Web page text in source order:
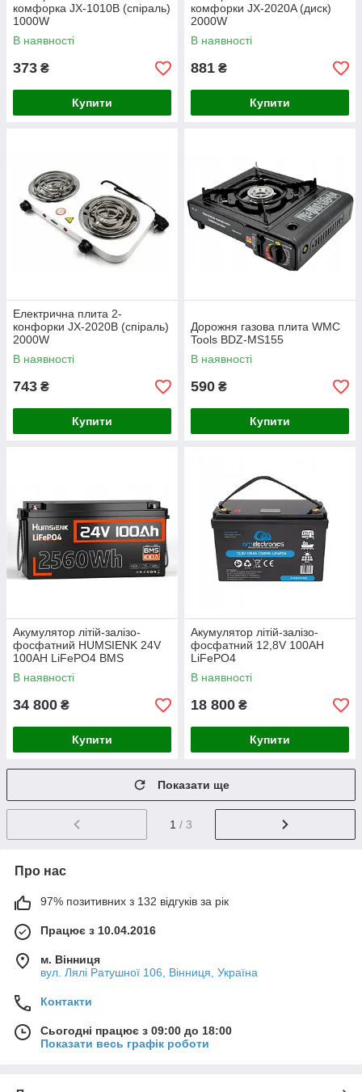
комфорка JX-1010B (спіраль)
1000W
В наявності
373 ₴
Купити
комфорки JX-2020A (диск)
2000W
В наявності
881 ₴
Купити
Електрична плита 2-
конфорки JX-2020B (спіраль)
2000W
В наявності
743 ₴
Купити
Дорожня газова плита WMC
Tools BDZ-MS155
В наявності
590 ₴
Купити
Акумулятор літій-залізо-
фосфатний HUMSIENK 24V
100AH ​​​​LiFePO4 BMS
В наявності
34 800 ₴
Купити
Акумулятор літій-залізо-
фосфатний 12,8V 100AH ​​​​
LiFePO4
В наявності
18 800 ₴
Купити
Показати ще
1 / 3
Про нас
97% позитивних з 132 відгуків за рік
Працює з 10.04.2016
м. Вінниця
вул. Лялі Ратушної 106, Вінниця, Україна
Контакти
Сьогодні працює з 09:00 до 18:00
Показати весь графік роботи